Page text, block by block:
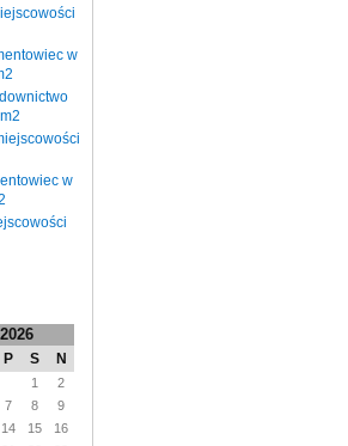
w
w
P S N
1
2
7 8
9
14 15
16